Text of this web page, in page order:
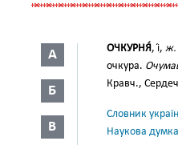
А
Б
В
ОЧКУРНЯ́, і́, ж.
очкура.
Кравч.,
Словник
Наукова